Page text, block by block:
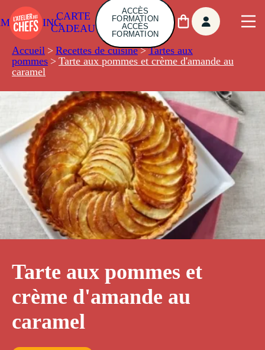
CARTE
CADEAU
ACCÈS
FORMATION
ACCÈS
FORMATION
Accueil > Recettes de cuisine > Tartes aux
pommes > Tarte aux pommes et crème d'amande au
caramel
Tarte aux pommes et
crème d'amande au
caramel